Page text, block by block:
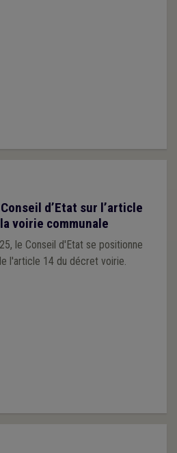
d’Etat sur l’article
voirie communale
le Conseil d'Etat se positionne
l'article 14 du décret voirie.